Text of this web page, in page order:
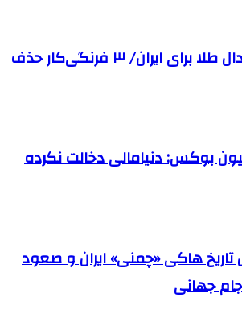
شانس یک مدال طلا برای ایران/ ۳ فرنگی‌کار حذف
بوکس: دنیامالی دخالت نکرده
هاکی «چمنی» ایران و صعود
جهانی